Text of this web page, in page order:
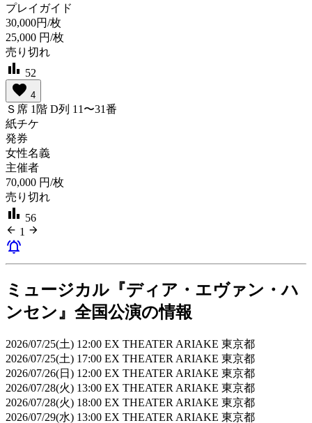
プレイガイド
30,000円/枚
25,000 円/枚
売り切れ
bar_chart 52
favorite 4
Ｓ席 1階 D列 11〜31番
紙チケ
発券
女性名義
主催者
70,000 円/枚
売り切れ
bar_chart 56
arrow_back 1 arrow_forward
notifications_active
ミュージカル『ディア・エヴァン・ハ
ンセン』全国公演の情報
2026/07/25(土) 12:00 EX THEATER ARIAKE 東京都
2026/07/25(土) 17:00 EX THEATER ARIAKE 東京都
2026/07/26(日) 12:00 EX THEATER ARIAKE 東京都
2026/07/28(火) 13:00 EX THEATER ARIAKE 東京都
2026/07/28(火) 18:00 EX THEATER ARIAKE 東京都
2026/07/29(水) 13:00 EX THEATER ARIAKE 東京都